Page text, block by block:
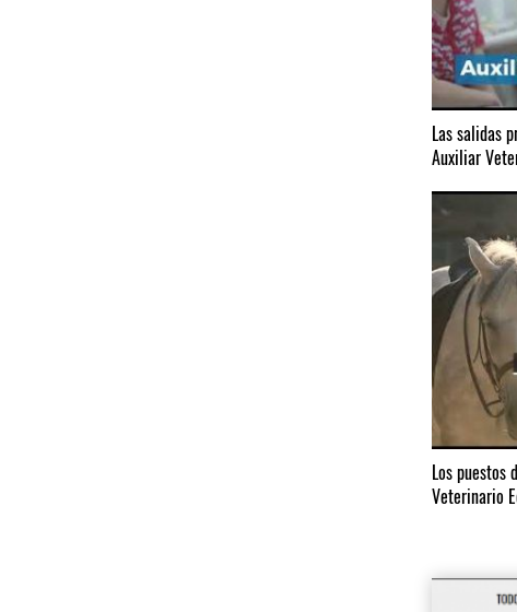
Las salidas
Auxiliar
Los puestos
Veterinario